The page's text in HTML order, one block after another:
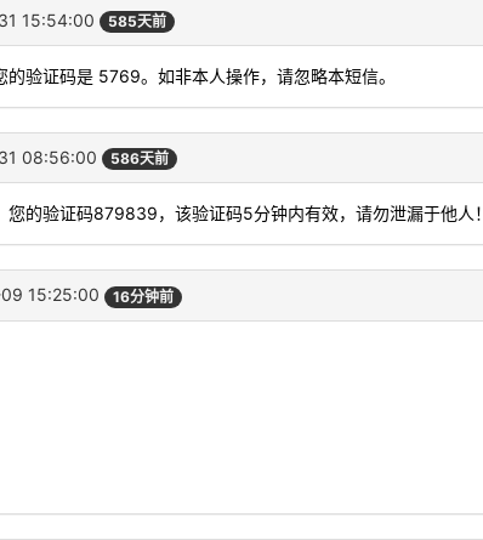
15:54:00 585天前
的验证码是 5769。如非本人操作，请忽略本短信。
08:56:00 586天前
您的验证码879839，该验证码5分钟内有效，请勿泄漏于他人！
15:25:00 16分钟前